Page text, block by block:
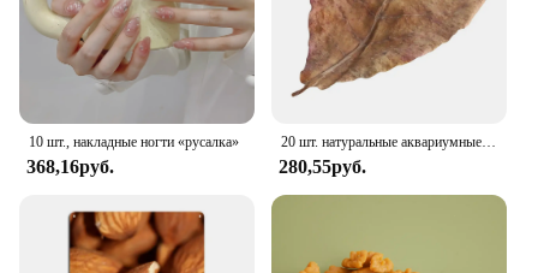
10 шт., накладные ногти «русалка»
368,16руб.
20 шт. натуральные аквариумные украшения из листьев кашаппы, инструменты для очистки аквариума, очистка воды, рыба из миндальных листьев
280,55руб.